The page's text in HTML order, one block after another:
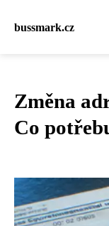
bussmark.cz
Změna
Co